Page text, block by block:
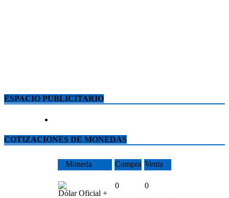
ESPACIO PUBLICITARIO
COTIZACIONES DE MONEDAS
Moneda Compra Venta
Dólar Oficial +
0 0